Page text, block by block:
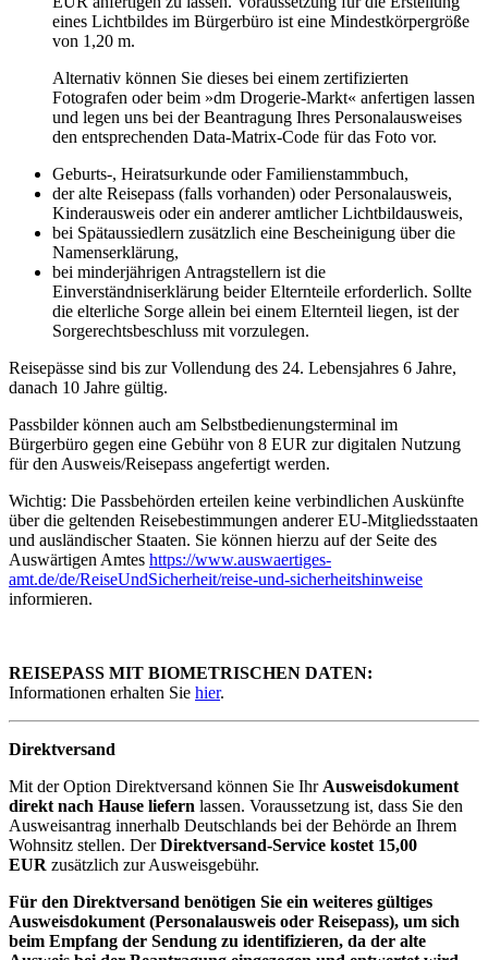
eines Lichtbildes im Bürgerbüro ist eine Mindestkörpergröße
von 1,20 m.
Alternativ können Sie dieses bei einem zertifizierten
Fotografen oder beim »dm Drogerie-Markt« anfertigen lassen
und legen uns bei der Beantragung Ihres Personalausweises
den entsprechenden Data-Matrix-Code für das Foto vor.
Geburts-, Heiratsurkunde oder Familienstammbuch,
der alte Reisepass (falls vorhanden) oder Personalausweis,
Kinderausweis oder ein anderer amtlicher Lichtbildausweis,
bei Spätaussiedlern zusätzlich eine Bescheinigung über die
Namenserklärung,
bei minderjährigen Antragstellern ist die
Einverständniserklärung beider Elternteile erforderlich. Sollte
die elterliche Sorge allein bei einem Elternteil liegen, ist der
Sorgerechtsbeschluss mit vorzulegen.
Reisepässe sind bis zur Vollendung des 24. Lebensjahres 6 Jahre,
danach 10 Jahre gültig.
Passbilder können auch am Selbstbedienungsterminal im
Bürgerbüro gegen eine Gebühr von 8 EUR zur digitalen Nutzung
für den Ausweis/Reisepass angefertigt werden.
Wichtig: Die Passbehörden erteilen keine verbindlichen Auskünfte
über die geltenden Reisebestimmungen anderer EU-Mitgliedsstaaten
und ausländischer Staaten. Sie können hierzu auf der Seite des
Auswärtigen Amtes https://www.auswaertiges-
amt.de/de/ReiseUndSicherheit/reise-und-sicherheitshinweise
informieren.
REISEPASS MIT BIOMETRISCHEN DATEN:
Informationen erhalten Sie hier.
Direktversand
Mit der Option Direktversand können Sie Ihr Ausweisdokument
direkt nach Hause liefern lassen. Voraussetzung ist, dass Sie den
Ausweisantrag innerhalb Deutschlands bei der Behörde an Ihrem
Wohnsitz stellen. DerDirektversand-Service kostet 15,00
EUR zusätzlich zur Ausweisgebühr.
Für den Direktversand benötigen Sie ein weiteres gültiges
Ausweisdokument (Personalausweis oder Reisepass), um sich
beim Empfang der Sendung zu identifizieren, da der alte